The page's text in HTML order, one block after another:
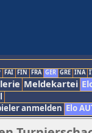
FAI FIN FRA GER GRE INA
Meldekartei
anmelden Elo